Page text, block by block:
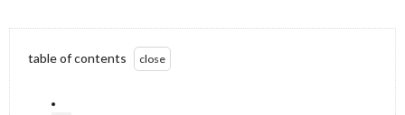
table of contents